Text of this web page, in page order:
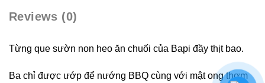
Reviews (0)
Từng que sườn non heo ăn chuối của Bapi đầy thịt bao.
Ba chỉ được ướp để nướng BBQ cùng với mật ong thơm